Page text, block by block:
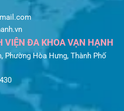
VIỆN ĐA KHOA VẠN HẠNH
Phường Hòa Hưng, Thành Phố